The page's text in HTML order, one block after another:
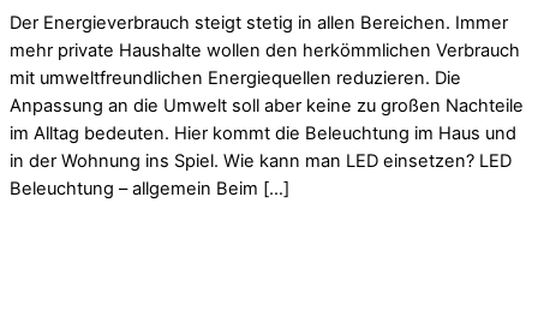
Der Energieverbrauch steigt stetig in allen Bereichen. Immer
mehr private Haushalte wollen den herkömmlichen Verbrauch
mit umweltfreundlichen Energiequellen reduzieren. Die
Anpassung an die Umwelt soll aber keine zu großen Nachteile
im Alltag bedeuten. Hier kommt die Beleuchtung im Haus und
in der Wohnung ins Spiel. Wie kann man LED einsetzen? LED
Beleuchtung – allgemein Beim […]